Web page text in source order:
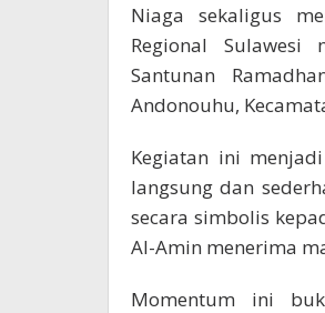
Niaga sekaligus
Regional Sulawesi
Santunan
Andonouhu,
Kegiatan ini
langsung dan
secara simbolis
Al-Amin menerima
Momentum ini